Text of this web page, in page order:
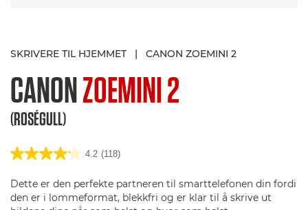
SKRIVERE TIL HJEMMET | CANON ZOEMINI 2
CANONZOEMINI 2
(ROSÉGULL)
4.2 (118)
Dette er den perfekte partneren til smarttelefonen din fordi
den er i lommeformat, blekkfri og er klar til å skrive ut